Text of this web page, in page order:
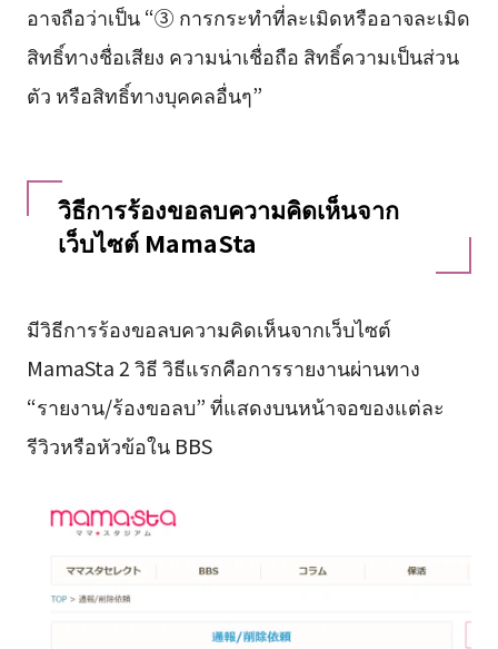
อาจถือว่าเป็น “③ การกระทำที่ละเมิดหรืออาจละเมิด
สิทธิ์ทางชื่อเสียง ความน่าเชื่อถือ สิทธิ์ความเป็นส่วน
ตัว หรือสิทธิ์ทางบุคคลอื่นๆ”
วิธีการร้องขอลบความคิดเห็นจาก
เว็บไซต์ MamaSta
มีวิธีการร้องขอลบความคิดเห็นจากเว็บไซต์
MamaSta 2 วิธี วิธีแรกคือการรายงานผ่านทาง
“รายงาน/ร้องขอลบ” ที่แสดงบนหน้าจอของแต่ละ
รีวิวหรือหัวข้อใน BBS